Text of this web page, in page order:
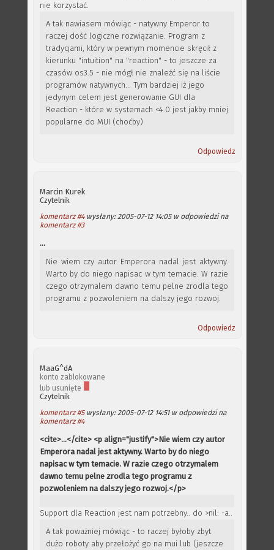
nie korzystać.
A tak nawiasem mówiąc - natywny Emperor to
raczej dość logiczne rozwiązanie. Program z
tradycjami, który w pewnym momencie skręcił z
kierunku "intuition" na "reaction" - to jeszcze za
czasów os3.5 - nie mógł nie znaleźć się na liście
programów natywnych... Tym bardziej iż jego
jedynym celem jest generowanie GUI dla
Reaction - które w systemach <4.0 jest jakby mniej
popularne do MUI (choćby)
Odpowiedz
Marcin Kurek
Czytelnik
komentarz #4wysłany: 2005-07-12 14:05 w odpowiedzi na
komentarz #3
...
Nie wiem czy autor Emperora nadal jest aktywny.
Warto by do niego napisac w tym temacie. W razie
czego otrzymalem dawno temu pelne zrodla tego
programu z pozwoleniem na dalszy jego rozwoj.
Odpowiedz
MaaG^dA
konto zablokowane
lub usunięte
Czytelnik
komentarz #5wysłany: 2005-07-12 14:51 w odpowiedzi na
komentarz #4
<cite>...</cite> <p align="justify">Nie wiem czy autor
Emperora nadal jest aktywny. Warto by do niego
napisac w tym temacie. W razie czego otrzymalem
dawno temu pelne zrodla tego programu z
pozwoleniem na dalszy jego rozwoj.</p>
Support dla Reaction jest nam potrzebny.. do >nil: -a..
A tak poważniej mówiąc - to raczej byłoby zbyt
dużo roboty aby przełożyć go na mui lub (jeszcze